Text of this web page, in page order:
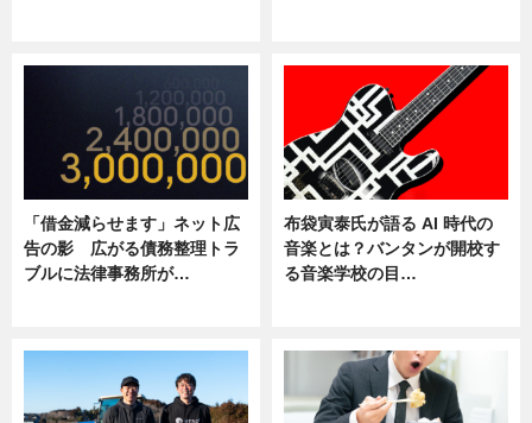
「借金減らせます」ネット広
告の影 広がる債務整理トラ
ブルに法律事務所が…
布袋寅泰氏が語る AI 時代の
音楽とは？バンタンが開校す
る音楽学校の目…